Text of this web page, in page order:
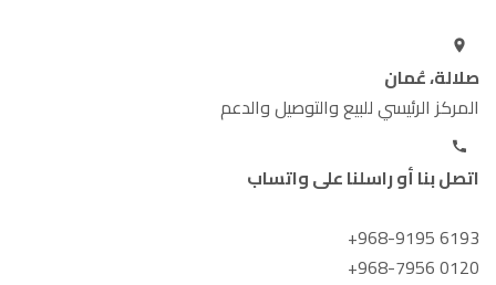
صلالة، عُمان
المركز الرئيسي للبيع والتوصيل والدعم
اتصل بنا أو راسلنا على واتساب
+968-9195 6193
+968-7956 0120